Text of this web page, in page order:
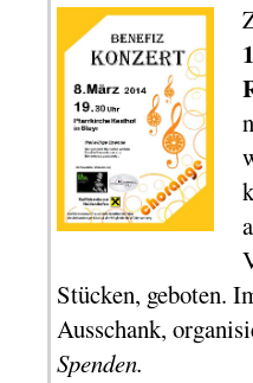
Stücken, geboten.
Ausschank,
Spenden.